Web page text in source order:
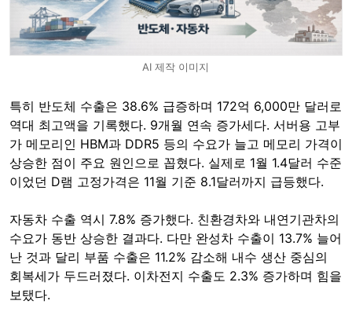
AI 제작 이미지
특히 반도체 수출은 38.6% 급증하며 172억 6,000만 달러로
역대 최고액을 기록했다. 9개월 연속 증가세다. 서버용 고부
가 메모리인 HBM과 DDR5 등의 수요가 늘고 메모리 가격이
상승한 점이 주요 원인으로 꼽혔다. 실제로 1월 1.4달러 수준
이었던 D램 고정가격은 11월 기준 8.1달러까지 급등했다.
자동차 수출 역시 7.8% 증가했다. 친환경차와 내연기관차의
수요가 동반 상승한 결과다. 다만 완성차 수출이 13.7% 늘어
난 것과 달리 부품 수출은 11.2% 감소해 내수 생산 중심의
회복세가 두드러졌다. 이차전지 수출도 2.3% 증가하며 힘을
보탰다.